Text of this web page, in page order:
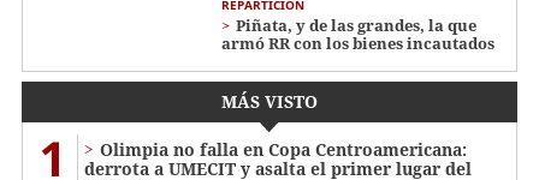
REPARTICIÓN
Piñata, y de las grandes, la que
armó RR con los bienes incautados
MÁS VISTO
1
Olimpia no falla en Copa Centroamericana:
derrota a UMECIT y asalta el primer lugar del